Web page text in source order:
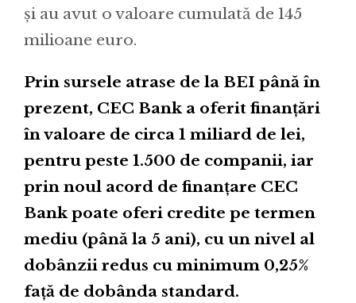
și au avut o valoare cumulată de 145
milioane euro.
Prin sursele atrase de la BEI până în
prezent, CEC Bank a oferit finanțări
în valoare de circa 1 miliard de lei,
pentru peste 1.500 de companii, iar
prin noul acord de finanțare CEC
Bank poate oferi credite pe termen
mediu (până la 5 ani), cu un nivel al
dobânzii redus cu minimum 0,25%
față de dobânda standard.